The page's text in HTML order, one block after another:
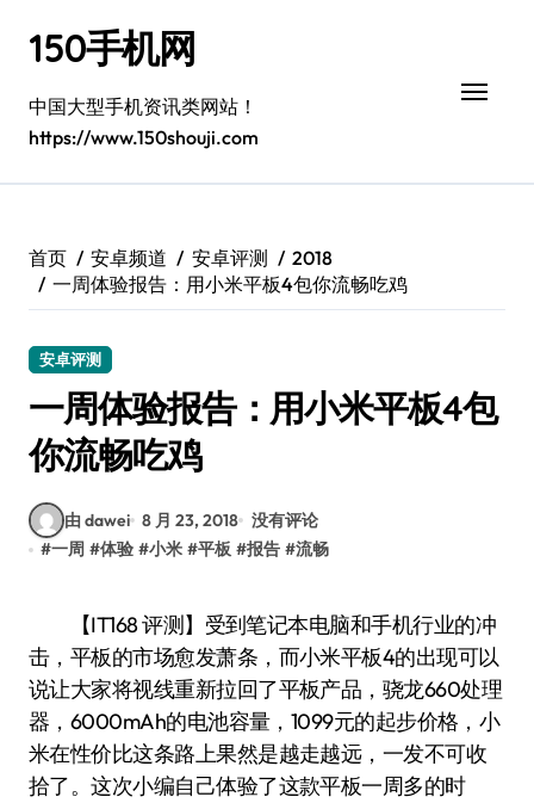
150手机网
中国大型手机资讯类网站！
https://www.150shouji.com
首页 安卓频道 安卓评测
2018
一周体验报告：用小米平板4包你流畅吃鸡
安卓评测
一周体验报告：用小米平板4包
你流畅吃鸡
由 dawei 8 月 23, 2018 没有评论
#一周 #体验 #小米 #平板 #报告 #流畅
【IT168 评测】受到笔记本电脑和手机行业的冲
击，平板的市场愈发萧条，而小米平板4的出现可以
说让大家将视线重新拉回了平板产品，骁龙660处理
器，6000mAh的电池容量，1099元的起步价格，小
米在性价比这条路上果然是越走越远，一发不可收
拾了。这次小编自己体验了这款平板一周多的时